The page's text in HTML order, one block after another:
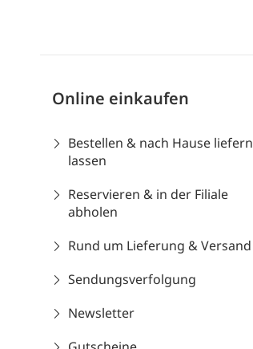
Online einkaufen
Bestellen & nach Hause liefern
lassen
Reservieren & in der Filiale
abholen
Rund um Lieferung & Versand
Sendungsverfolgung
Newsletter